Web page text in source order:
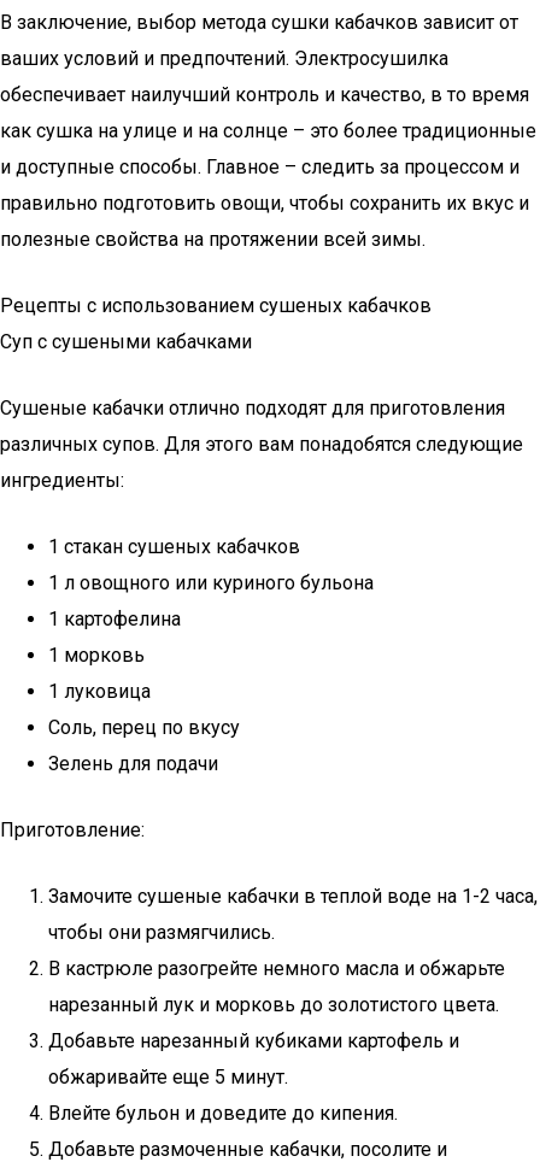
В заключение, выбор метода сушки кабачков зависит от
ваших условий и предпочтений. Электросушилка
обеспечивает наилучший контроль и качество, в то время
как сушка на улице и на солнце – это более традиционные
и доступные способы. Главное – следить за процессом и
правильно подготовить овощи, чтобы сохранить их вкус и
полезные свойства на протяжении всей зимы.
Рецепты с использованием сушеных кабачков
Суп с сушеными кабачками
Сушеные кабачки отлично подходят для приготовления
различных супов. Для этого вам понадобятся следующие
ингредиенты:
1 стакан сушеных кабачков
1 л овощного или куриного бульона
1 картофелина
1 морковь
1 луковица
Соль, перец по вкусу
Зелень для подачи
Приготовление:
Замочите сушеные кабачки в теплой воде на 1-2 часа,
чтобы они размягчились.
В кастрюле разогрейте немного масла и обжарьте
нарезанный лук и морковь до золотистого цвета.
Добавьте нарезанный кубиками картофель и
обжаривайте еще 5 минут.
Влейте бульон и доведите до кипения.
Добавьте размоченные кабачки, посолите и